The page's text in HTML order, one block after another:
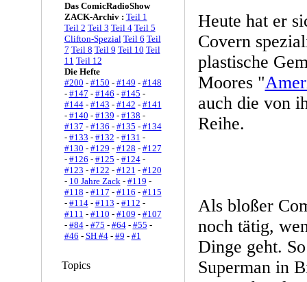
Das ComicRadioShow
ZACK-Archiv : Teil 1
Teil 2 Teil 3 Teil 4 Teil 5
Clifton-Spezial Teil 6 Teil
7 Teil 8 Teil 9 Teil 10 Teil
11 Teil 12
Die Hefte
#200 - #150 - #149 - #148
- #147 - #146 - #145 -
#144- #143 - #142 - #141
- #140 - #139 - #138 -
#137 - #136 - #135 - #134
- #133 - #132 - #131 -
#130 - #129 - #128 - #127
- #126 - #125 - #124-
#123 - #122 - #121 - #120
- 10 Jahre Zack- #119 -
#118 - #117 - #116 - #115
- #114- #113 - #112 -
#111 - #110 - #109 - #107
- #84- #75 - #64- #55 -
#46 - SH #4- #9 - #1
Topics
Heute hat er
Covern
plastische
Moores "
auch die von
Reihe.
Als bloßer
noch tätig,
Dinge geht.
Superman in